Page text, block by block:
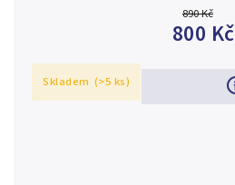
890 Kč
800 Kč
PROOF Ag 0,925, 31 mm (13...
Skladem (>5 ks)